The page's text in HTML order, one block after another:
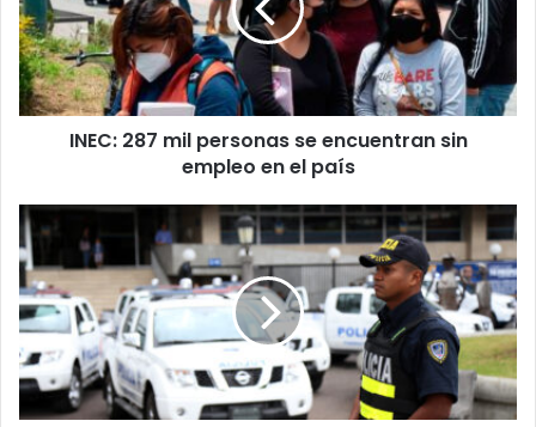
se
encuentran
sin
empleo
en
INEC: 287 mil personas se encuentran sin
empleo en el país
Cuerpos
policiales
piden
declarar
emergencia
nacional
por
falta
de